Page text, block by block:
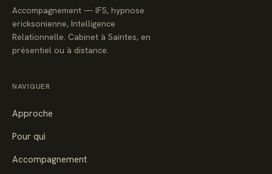
Accompagnement — IFS, hypnose
ericksonienne, Intelligence
Relationnelle. Cabinet à Saintes, en
présentiel ou à distance.
NAVIGUER
Approche
Pour qui
Accompagnement